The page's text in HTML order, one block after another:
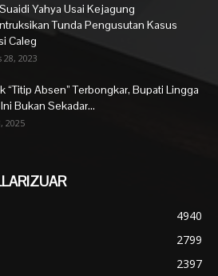
Yahya Usai Kejagung
Tunda Pengusutan Kasus
Caleg
28, 2023
“Titip Absen” Terbongkar, Bupati Lingga
Bukan Sekadar...
2025
4940
2799
2397